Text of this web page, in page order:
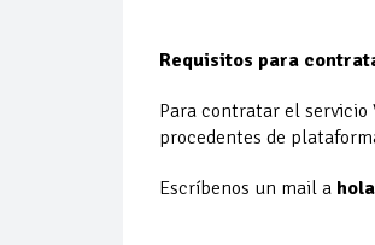
Requisitos para
Para contratar el servicio
procedentes de
Escríbenos un mail a